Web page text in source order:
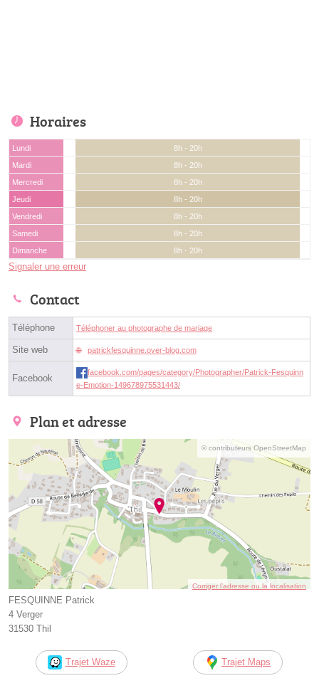
Horaires
Lundi
8h - 20h
Mardi
8h - 20h
Mercredi
8h - 20h
Jeudi
8h - 20h
Vendredi
8h - 20h
Samedi
8h - 20h
Dimanche
8h - 20h
Signaler une erreur
Contact
Téléphone Téléphoner au photographe de mariage
Site web patrickfesquinne.over-blog.com
Facebook
facebook.com/pages/category/Photographer/Patrick-Fesquinn
e-Emotion-149678975531443/
Plan et adresse
© contributeurs OpenStreetMap
Corriger l’adresse ou la localisation
FESQUINNE Patrick
4 Verger
31530 Thil
Trajet Waze Trajet Maps